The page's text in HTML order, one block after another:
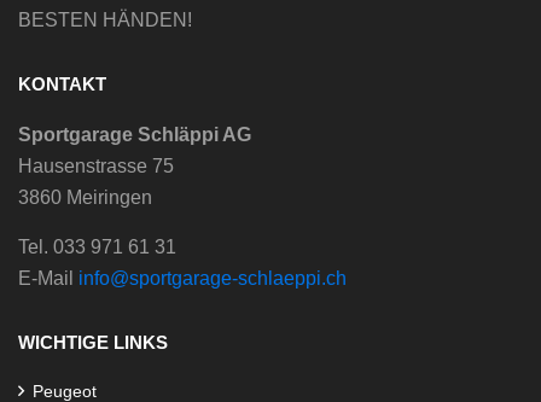
BESTEN HÄNDEN!
KONTAKT
Sportgarage Schläppi AG
Hausenstrasse 75
3860 Meiringen
Tel. 033 971 61 31
E-Mail info@sportgarage-schlaeppi.ch
WICHTIGE LINKS
Peugeot